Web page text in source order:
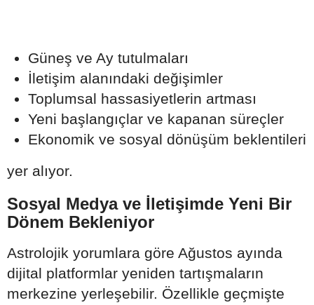
Güneş ve Ay tutulmaları
İletişim alanındaki değişimler
Toplumsal hassasiyetlerin artması
Yeni başlangıçlar ve kapanan süreçler
Ekonomik ve sosyal dönüşüm beklentileri
yer alıyor.
Sosyal Medya ve İletişimde Yeni Bir
Dönem Bekleniyor
Astrolojik yorumlara göre Ağustos ayında
dijital platformlar yeniden tartışmaların
merkezine yerleşebilir. Özellikle geçmişte